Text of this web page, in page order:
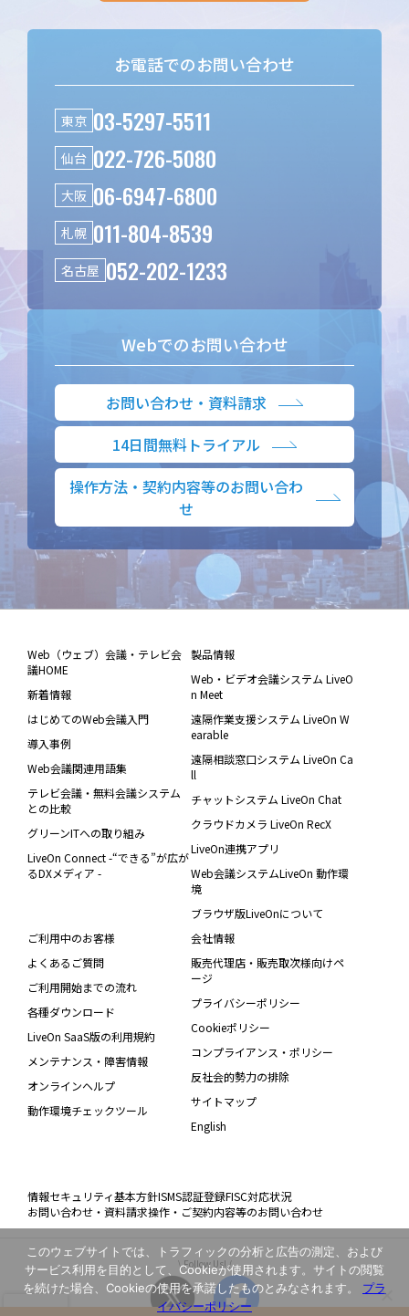
お電話でのお問い合わせ
東京 03-5297-5511
仙台 022-726-5080
大阪 06-6947-6800
札幌 011-804-8539
名古屋 052-202-1233
Webでのお問い合わせ
お問い合わせ・資料請求
14日間無料トライアル
操作方法・契約内容等のお問い合わ
せ
Web（ウェブ）会議・テレビ会
議HOME
新着情報
はじめてのWeb会議入門
導入事例
Web会議関連用語集
テレビ会議・無料会議システム
との比較
グリーンITへの取り組み
LiveOn Connect -“できる”が広が
るDXメディア -
製品情報
Web・ビデオ会議システム LiveO
n Meet
遠隔作業支援システム LiveOn W
earable
遠隔相談窓口システム LiveOn Ca
ll
チャットシステム LiveOn Chat
クラウドカメラ LiveOn RecX
LiveOn連携アプリ
Web会議システムLiveOn 動作環
境
ブラウザ版LiveOnについて
ご利用中のお客様
よくあるご質問
ご利用開始までの流れ
各種ダウンロード
LiveOn SaaS版の利用規約
メンテナンス・障害情報
オンラインヘルプ
動作環境チェックツール
会社情報
販売代理店・販売取次様向けペ
ージ
プライバシーポリシー
Cookieポリシー
コンプライアンス・ポリシー
反社会的勢力の排除
サイトマップ
English
情報セキュリティ基本方針ISMS認証登録FISC対応状況
お問い合わせ・資料請求操作・ご契約内容等のお問い合わせ
\ Follow Us! /
このウェブサイトでは、トラフィックの分析と広告の測定、および
サービス利用を目的として、Cookieが使用されます。サイトの閲覧
を続けた場合、Cookieの使用を承諾したものとみなされます。 プラ
イバシーポリシー